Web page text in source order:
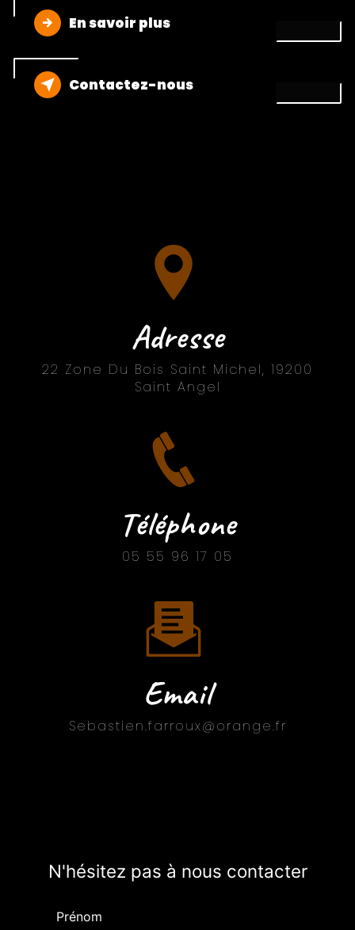
En savoir plus
Contactez-nous
Adresse
22 Zone Du Bois Saint Michel, 19200
Saint Angel
Téléphone
05 55 96 17 05
Email
sebastien.farroux@orange.fr
N'hésitez pas à nous contacter